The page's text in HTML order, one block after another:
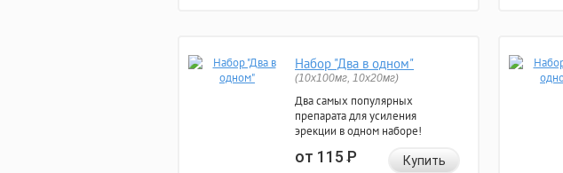
Набор "Два в одном"
(10x100мг, 10x20мг)
Два самых популярных
препарата для усиления
эрекции в одном наборе!
от 115Р Купить